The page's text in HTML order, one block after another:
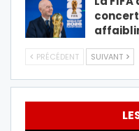
PRÉCÉDENT SUIVANT